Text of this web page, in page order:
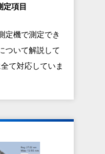
定項目
定機で測定でき
ついて解説して
て対応していま